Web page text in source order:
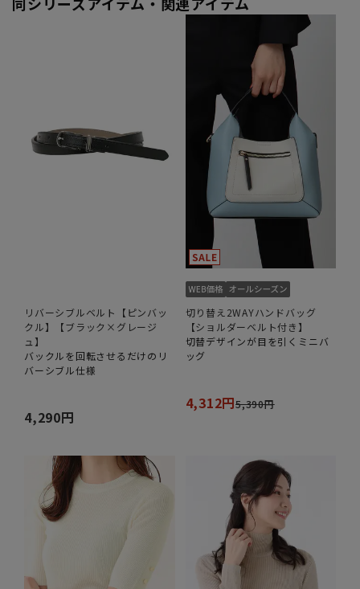
リバーシブルベルト【ピンバッ
クル】【ブラック×グレージ
ュ】
バックルを回転させるだけのリ
バーシブル仕様
4,290円
切り替え2WAYハンドバッグ
【ショルダーベルト付き】
切替デザインが目を引くミニバ
ッグ
4,312円5,390円